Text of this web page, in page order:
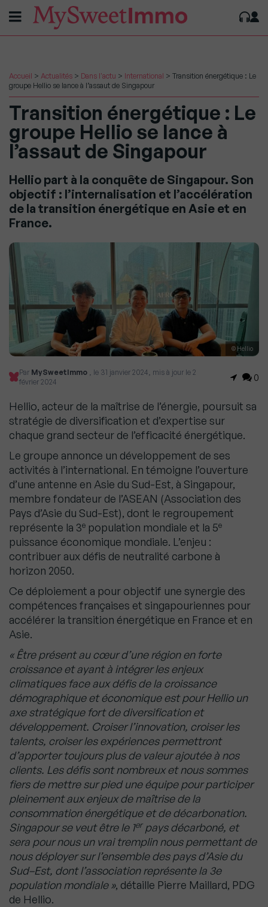
Accueil > Actualités > Dans l'actu > International > Transition énergétique : Le
groupe Hellio se lance à l’assaut de Singapour
Transition énergétique : Le
groupe Hellio se lance à
l’assaut de Singapour
Hellio part à la conquête de Singapour. Son
objectif : l’internalisation et l’accélération
de la transition énergétique en Asie et en
France.
© Hellio
Par MySweetImmo , le 31 janvier 2024, mis à jour le 2
février 2024
0
Hellio, acteur de la maîtrise de l’énergie, poursuit sa
stratégie de diversification et d’expertise sur
chaque grand secteur de l’efficacité énergétique.
Le groupe annonce un développement de ses
activités à l’international. En témoigne l’ouverture
d’une antenne en Asie du Sud-Est, à Singapour,
membre fondateur de l’ASEAN (Association des
Pays d’Asie du Sud-Est), dont le regroupement
représente la 3e population mondiale et la 5e
puissance économique mondiale. L’enjeu :
contribuer aux défis de neutralité carbone à
horizon 2050.
Ce déploiement a pour objectif une synergie des
compétences françaises et singapouriennes pour
accélérer la transition énergétique en France et en
Asie.
« Être présent au cœur d’une région en forte
croissance et ayant à intégrer les enjeux
climatiques face aux défis de la croissance
démographique et économique est pour Hellio un
axe stratégique fort de diversification et
développement. Croiser l’innovation, croiser les
talents, croiser les expériences permettront
d’apporter toujours plus de valeur ajoutée à nos
clients. Les défis sont nombreux et nous sommes
fiers de mettre sur pied une équipe pour participer
pleinement aux enjeux de maîtrise de la
consommation énergétique et de décarbonation.
Singapour se veut être le 1erpays décarboné, et
sera pour nous un vrai tremplin nous permettant de
nous déployer sur l’ensemble des pays d’Asie du
Sud–Est, dont l’association représente la 3e
population mondiale », détaille Pierre Maillard, PDG
de Hellio.